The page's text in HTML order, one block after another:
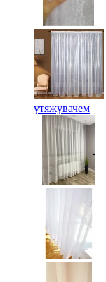
утяжувачем